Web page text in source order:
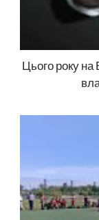
Цього року на